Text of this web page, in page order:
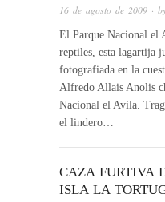
16 de agosto de 2009 ·
El Parque Nacional el
reptiles, esta lagartija
fotografiada en la
Alfredo Allais Anolis
Nacional el Avila.
el lindero…
CAZA FURTIVA
ISLA LA